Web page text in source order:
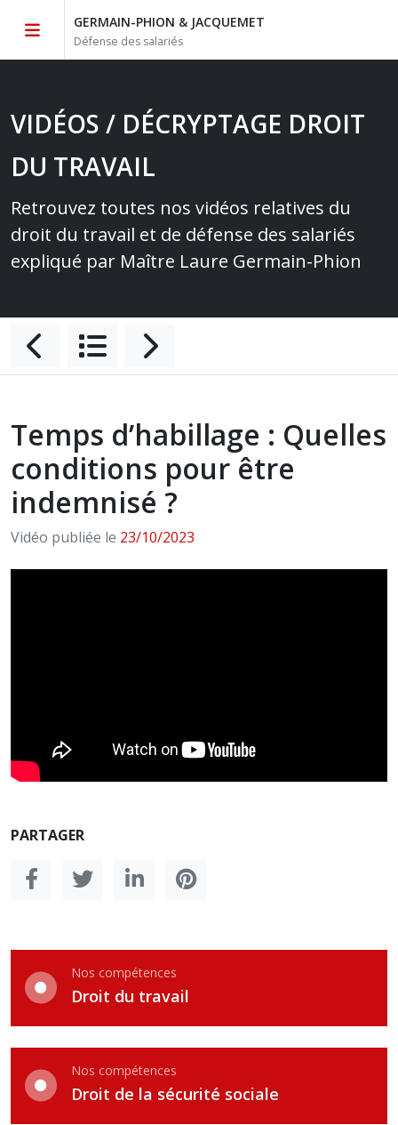
GERMAIN-PHION & JACQUEMET
Défense des salariés
VIDÉOS / DÉCRYPTAGE DROIT
DU TRAVAIL
Retrouvez toutes nos vidéos relatives du
droit du travail et de défense des salariés
expliqué par Maître Laure Germain-Phion
Temps d’habillage : Quelles
conditions pour être
indemnisé ?
Vidéo publiée le 23/10/2023
PARTAGER
Nos compétences
Droit du travail
Nos compétences
Droit de la sécurité sociale